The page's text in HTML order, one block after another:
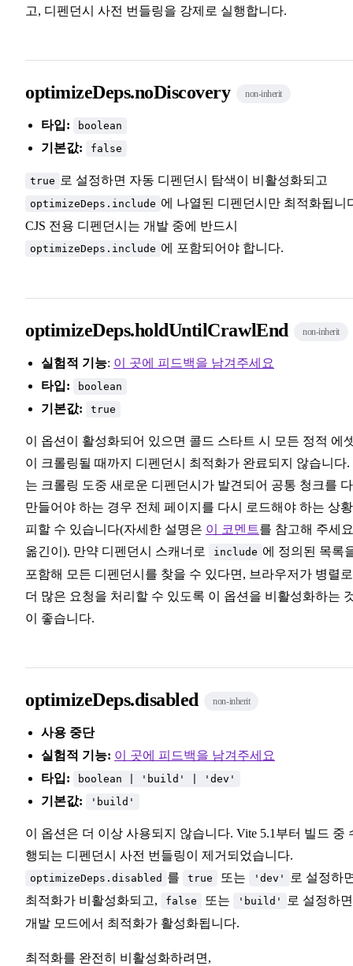
고, 디펜던시 사전 번들링을 강제로 실행합니다.
optimizeDeps.noDiscovery non-inherit
타입: boolean
기본값: false
true 로 설정하면 자동 디펜던시 탐색이 비활성화되고
optimizeDeps.include 에 나열된 디펜던시만 최적화됩니
CJS 전용 디펜던시는 개발 중에 반드시
optimizeDeps.include 에 포함되어야 합니다.
optimizeDeps.holdUntilCrawlEnd non-inherit
실험적 기능: 이 곳에 피드백을 남겨주세요
타입:
boolean
기본값: true
이 옵션이 활성화되어 있으면 콜드 스타트 시 모든 정적 에
이 크롤링될 때까지 디펜던시 최적화가 완료되지 않습니다.
는 크롤링 도중 새로운 디펜던시가 발견되어 공통 청크를
만들어야 하는 경우 전체 페이지를 다시 로드해야 하는 상
피할 수 있습니다(자세한 설명은 이 코멘트를 참고해 주세
옮긴이). 만약 디펜던시 스캐너로
include 에 정의된 목록
포함해 모든 디펜던시를 찾을 수 있다면, 브라우저가 병렬로
더 많은 요청을 처리할 수 있도록 이 옵션을 비활성화하는
이 좋습니다.
optimizeDeps.disabled non-inherit
사용 중단
실험적 기능: 이 곳에 피드백을 남겨주세요
타입:
boolean | 'build' | 'dev'
기본값: 'build'
이 옵션은 더 이상 사용되지 않습니다. Vite 5.1부터 빌드 중
행되는 디펜던시 사전 번들링이 제거되었습니다.
optimizeDeps.disabled 를 true 또는 'dev'
로 설정하
최적화가 비활성화되고,
false 또는 'build'
로 설정하면
개발 모드에서 최적화가 활성화됩니다.
최적화를 완전히 비활성화하려면,